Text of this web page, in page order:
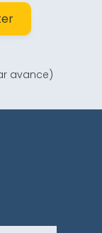
avance)